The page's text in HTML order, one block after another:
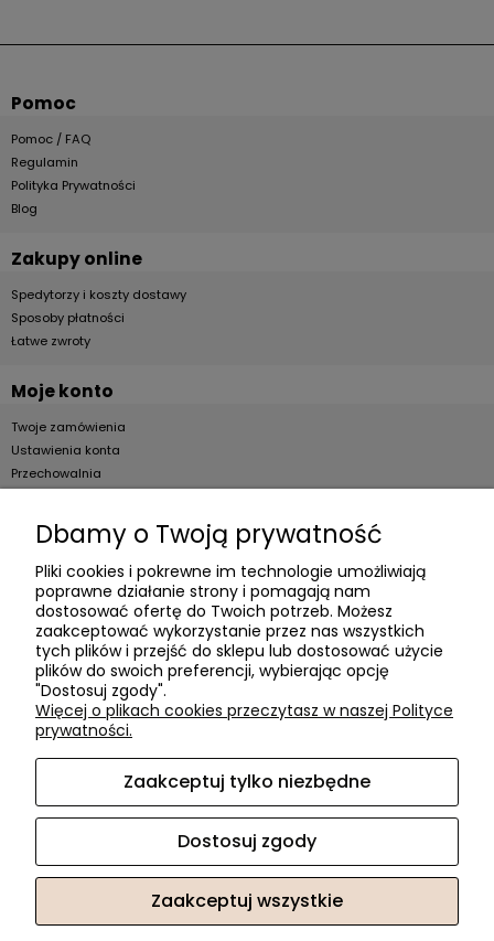
Pomoc
Pomoc / FAQ
Regulamin
Polityka Prywatności
Blog
Zakupy online
Spedytorzy i koszty dostawy
Sposoby płatności
Łatwe zwroty
Moje konto
Twoje zamówienia
Ustawienia konta
Przechowalnia
Dla firm
O firmie
Informacje o firmie
Kontakt
dacter.pl
Akcesoria meblowe DAC TER | ul. Przepiórki 56, 02-410
Warszawa, woj. mazowieckie | E-mail:sklep@dacter.plTel.:
602677377| NIP: 5220052421 REGON: 012076264
Sklep internetowy Shoper.pl
Dbamy o Twoją prywatność
Pliki cookies i pokrewne im technologie umożliwiają
poprawne działanie strony i pomagają nam
dostosować ofertę do Twoich potrzeb. Możesz
zaakceptować wykorzystanie przez nas wszystkich
tych plików i przejść do sklepu lub dostosować użycie
plików do swoich preferencji, wybierając opcję
"Dostosuj zgody".
Więcej o plikach cookies przeczytasz w naszej Polityce
prywatności.
Zaakceptuj tylko niezbędne
Dostosuj zgody
Zaakceptuj wszystkie